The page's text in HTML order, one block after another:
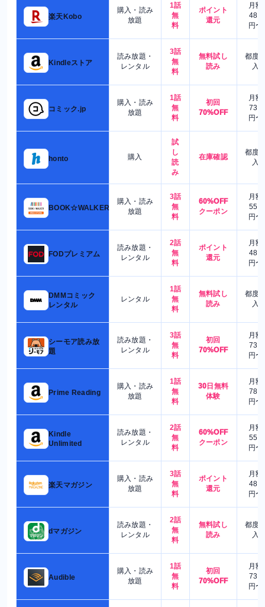
楽天Kobo
購入・読み
放題
1話
無
料
ポイント
還元
月額
480
円〜
Kindleストア
読み放題・
レンタル
3話
無
料
無料試し
読み
都度
入
コミック.jp
購入・読み
放題
1話
無
料
初回
70%OFF
月額
730
円〜
honto 購入
試
し
読
み
在庫確認
都度
入
BOOK☆WALKER
購入・読み
放題
3話
無
料
60%OFF
クーポン
月額
550
円〜
FODプレミアム
読み放題・
レンタル
2話
無
料
ポイント
還元
月額
480
円〜
DMMコミック
レンタル
レンタル
1話
無
料
無料試し
読み
都度
入
シーモア読み放
題
読み放題・
レンタル
3話
無
料
初回
70%OFF
月額
730
円〜
Prime Reading
購入・読み
放題
1話
無
料
30日無料
体験
月額
780
円〜
Kindle
Unlimited
読み放題・
レンタル
2話
無
料
60%OFF
クーポン
月額
550
円〜
楽天マガジン
購入・読み
放題
3話
無
料
ポイント
還元
月額
480
円〜
dマガジン
読み放題・
レンタル
2話
無
料
無料試し
読み
都度
入
Audible
購入・読み
放題
1話
無
料
初回
70%OFF
月額
730
円〜